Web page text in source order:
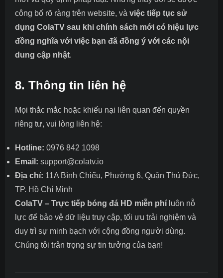
công bố rõ ràng trên website, và việc tiếp tục sử
dụng ColaTV sau khi chính sách mới có hiệu lực
đồng nghĩa với việc bạn đã đồng ý với các nội
dung cập nhật.
8. Thông tin liên hệ
Mọi thắc mắc hoặc khiếu nại liên quan đến quyền
riêng tư, vui lòng liên hệ:
Hotline: 0976 842 1098
Email: support@colatv.io
Địa chỉ: 11A Bình Chiểu, Phường 6, Quận Thủ Đức,
TP. Hồ Chí Minh
ColaTV – Trực tiếp bóng đá HD miễn phí luôn nỗ
lực để bảo vệ dữ liệu truy cập, tối ưu trải nghiệm và
duy trì sự minh bạch với cộng đồng người dùng.
Chúng tôi trân trọng sự tin tưởng của bạn!